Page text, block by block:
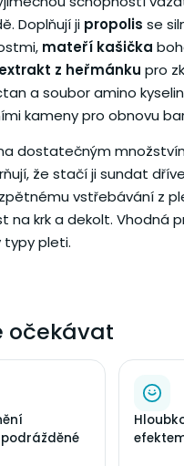
Doplňují ji propolis se
mateří kašička
extrakt z heřmánku pro
a soubor amino
kameny pro obnovu
dostatečným
že stačí ji sundat
vstřebávání z
na krk a dekolt. Vhodná
typy pleti.
očekávat